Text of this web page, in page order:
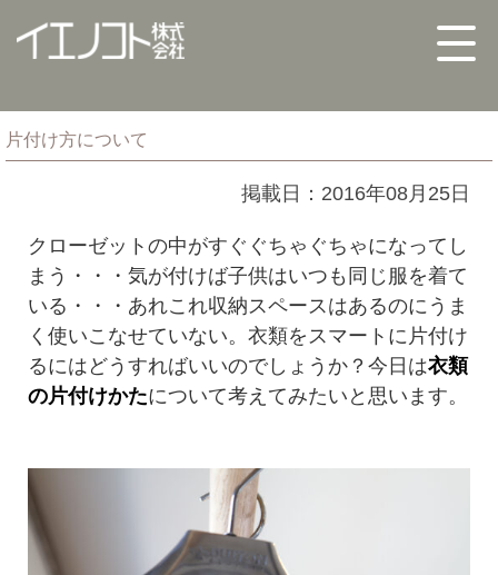
片付け方について
掲載日：2016年08月25日
クローゼットの中がすぐぐちゃぐちゃになってし
まう・・・気が付けば子供はいつも同じ服を着て
いる・・・あれこれ収納スペースはあるのにうま
く使いこなせていない。衣類をスマートに片付け
るにはどうすればいいのでしょうか？今日は衣類
の片付けかたについて考えてみたいと思います。